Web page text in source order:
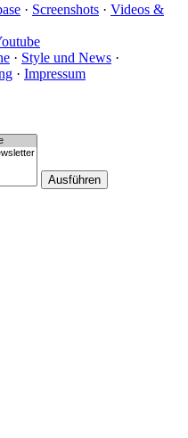
· Screenshots · Videos &
· Style und News ·
· Impressum